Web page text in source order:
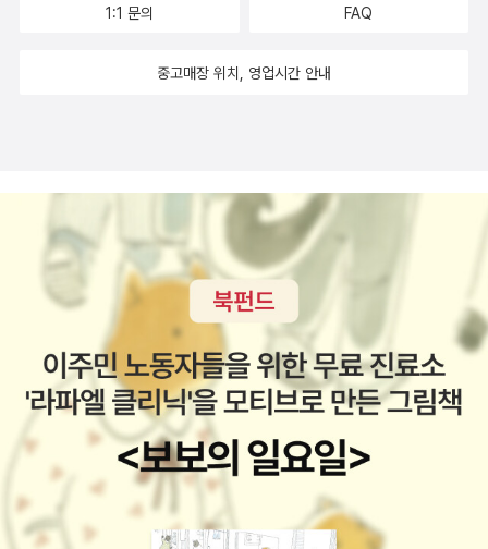
한번 다녀오려고 지도도 출력해 놨다. 잘 찾아갈 수 있을까?국민TV
리 인물 현대사가 지금은 종방했지만, 무척 재밌었고, 그 뒤를 이은 이
듯!http://www.podbbang.com/ch/6397 http://www.podbb
ang.com/ch/6650 http://www.podbbang.com/ch/6647 박
한용 민족문제 연구소 실장님의 케미는 쌩얼 현대사보다 '라디오 반
민특위'에서 더 진가를 발휘했다. 진,선,분 세 진행자... 특히 분님의
무대뽀 말빨과 무척 잘 어울렸다. 방송 진행시간의 제약이 덜한 라반
특 쪽이 실장님 방송 하시기에도 더 좋지 않았을까. 그런데 이분은 책
은 안 쓰시나? 예전에 손석희가 진행하던 백분토론에 나왔던 건 기억
나는데 나는 책으로 이분을 좀 더 만났으면 한다.개념있는 여자들의
쎈 수다 라디오 반민특위http://www.podbbang.com/ch/24
6 이름부터 현대사를 다루고 있음을 알겠는데, 그 현대사에 질곡이
너무 많아서 소재가 떨어지질 않는다. 반세기 전의 일은 물론이요, 용
산과 강정과 밀양의 이야기도 들을 수 있다. 방송 듣고 나면 속쓰림과
자유니 하는 이름을 내걸고 설치는 꼴이라... 보수는 외세에 대한 사대
는 왜 그리도 正名을 부르짖었을까. 왜 소정묘를 단칼에 버히었을까.
발디뎌 설 곳은 위태위태한 외나무다리이다.더 볼책.
1:1 문의 FAQ
중고매장 위치, 영업시간 안내